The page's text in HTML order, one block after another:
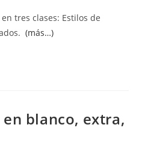
tres clases: Estilos de
(más…)
blanco, extra,